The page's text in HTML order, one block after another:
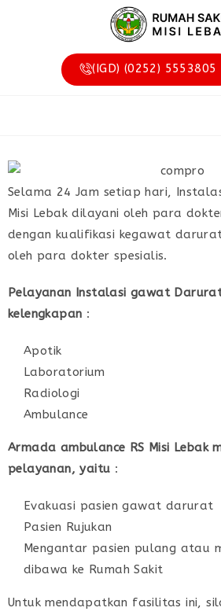
(IGD) (0252) 5553805
Selama 24 Jam setiap hari,
Misi Lebak dilayani oleh para
dengan kualifikasi kegawat
oleh para dokter spesialis.
Pelayanan Instalasi gawat
kelengkapan :
Apotik
Laboratorium
Radiologi
Ambulance
Armada ambulance RS Misi Lebak
pelayanan, yaitu :
Evakuasi pasien gawat darurat
Pasien Rujukan
Mengantar pasien pulang atau
dibawa ke Rumah Sakit
Untuk mendapatkan fasilitas ini,